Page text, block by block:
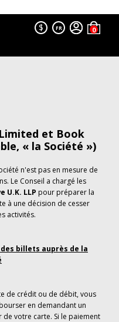
$ FR
et Book
« la Société »)
n'est pas en mesure de
Le Conseil a chargé les
U.K. LLP pour préparer la
à une décision de cesser
activités.
billets auprès de la
de crédit ou de débit, vous
en demandant un
votre carte. Si le paiement